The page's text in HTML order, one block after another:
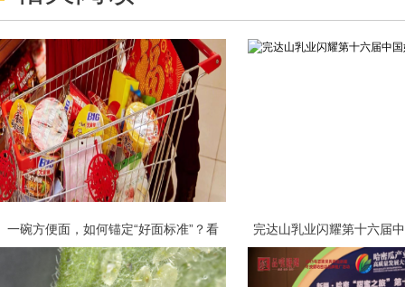
一碗方便面，如何锚定“好面标准”？看 完达山乳业闪耀第十六届